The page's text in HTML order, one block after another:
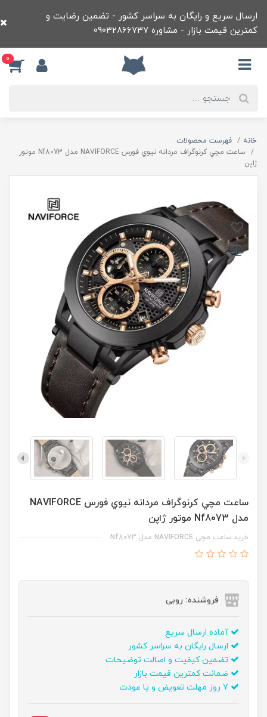
ارسال سریع و رایگان به سراسر کشور - تضمین رضایت و
کمترین قیمت بازار - مشاوره 09032866737
0
خانه
فهرست محصولات
ساعت مچي کرنوگراف مردانه نيوي فورس NAVIFORCE مدل Nf8073 موتور
ژاپن
ساعت مچي کرنوگراف مردانه نيوي فورس NAVIFORCE
مدل Nf8073 موتور ژاپن
خريد ساعت مچي NAVIFORCE مدل Nf8073
فروشنده: روبی
آماده ارسال سریع
ارسال رایگان به سراسر کشور
تضمین کیفیت و اصالت توضیحات
ضمانت کمترین قیمت بازار